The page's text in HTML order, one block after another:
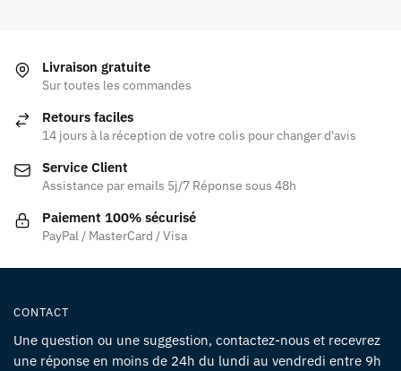
Livraison gratuite
Sur toutes les commandes
Retours faciles
14 jours à la réception de votre colis pour changer d'avis
Service Client
Assistance par emails 5j/7 Réponse sous 48h
Paiement 100% sécurisé
PayPal / MasterCard / Visa
CONTACT
Une question ou une suggestion, contactez-nous et recevrez
une réponse en moins de 24h du lundi au vendredi entre 9h